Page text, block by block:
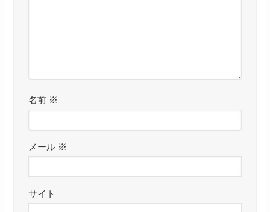
名前 ※
メール ※
サイト